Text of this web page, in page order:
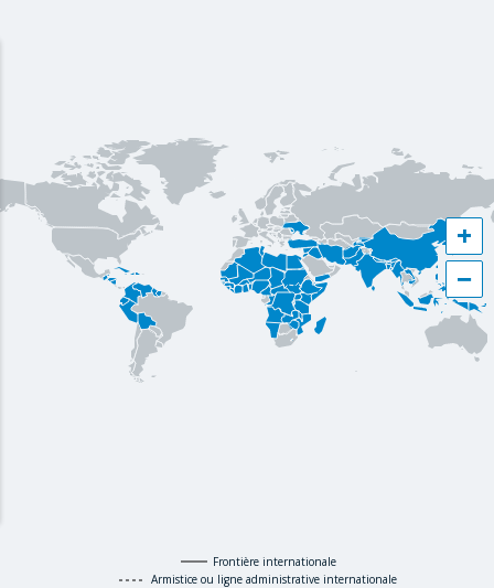
+
−
Frontière internationale
Armistice ou ligne administrative internationale